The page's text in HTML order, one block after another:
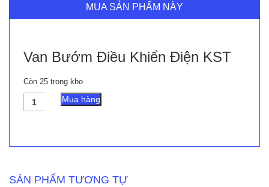
MUA SẢN PHẨM NÀY
Van Bướm Điều Khiển Điện KST
Còn 25 trong kho
Van
Bướm
Mua hàng
SẢN PHẨM TƯƠNG TỰ